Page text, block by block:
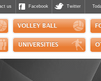
us Facebook Twitter